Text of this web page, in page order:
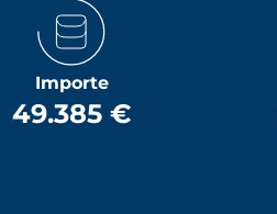
Importe
49.385 €